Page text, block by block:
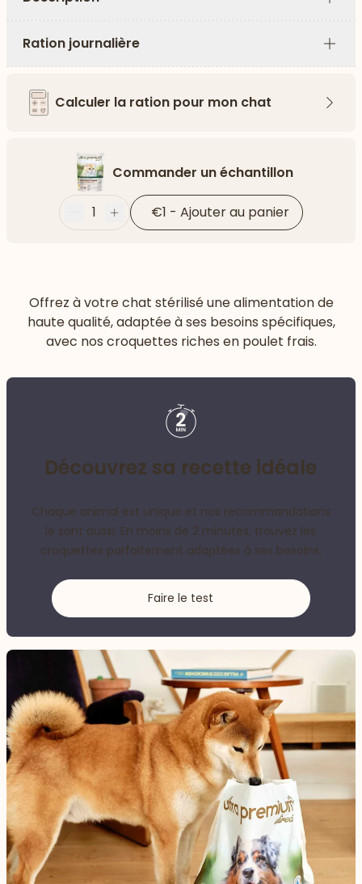
Plus
Ration journalière
Plus
Calculer la ration pour mon chat
Commander un échantillon
Moins
1 Plus €1 - Ajouter au panier
Offrez à votre chat stérilisé une alimentation de
haute qualité, adaptée à ses besoins spécifiques,
avec nos croquettes riches en poulet frais.
Découvrez sa recette idéale
Chaque animal est unique et nos recommandations
le sont aussi. En moins de 2 minutes, trouvez les
croquettes parfaitement adaptées à ses besoins.
Faire le test